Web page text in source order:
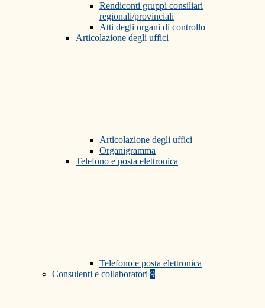
Rendiconti gruppi consiliari
regionali/provinciali
Atti degli organi di controllo
Articolazione degli uffici
Articolazione degli uffici
Organigramma
Telefono e posta elettronica
Telefono e posta elettronica
Consulenti e collaboratori 9